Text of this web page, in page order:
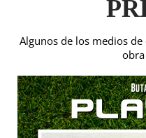
Algunos de los medios
obra